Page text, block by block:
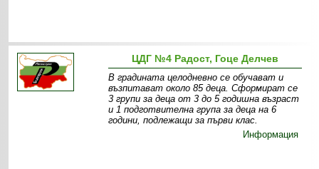
ЦДГ №4 Радост, Гоце Делчев
В градината целодневно се обучават и
възпитават около 85 деца. Сформират се
3 групи за деца от 3 до 5 годишна възраст
и 1 подготвителна група за деца на 6
години, подлежащи за първи клас.
Информация